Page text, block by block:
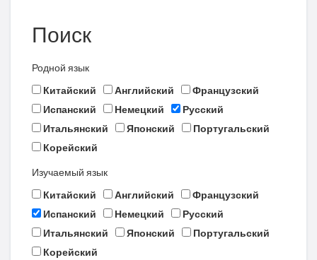
Поиск
Родной язык
Китайский
Английский
Французский
Испанский
Немецкий
Русский
Итальянский
Японский
Португальский
Корейский
Изучаемый язык
Китайский
Английский
Французский
Испанский
Немецкий
Русский
Итальянский
Японский
Португальский
Корейский